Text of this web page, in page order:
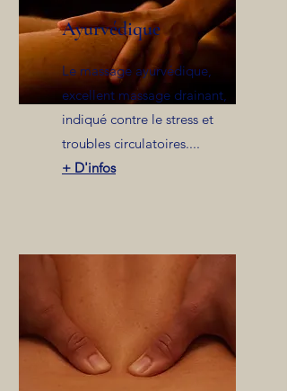
Ayurvédique
Le massage ayurvédique,
excellent massage drainant,
indiqué contre le stress et
troubles circulatoires....
+ D'infos